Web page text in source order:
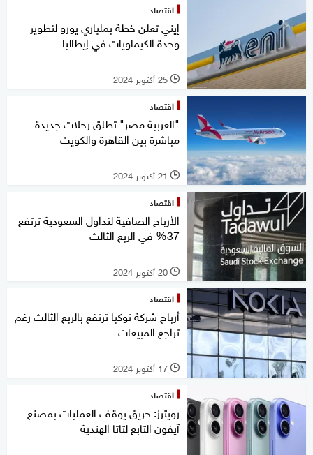
اقتصاد
إيني تعلن خطة بملياري يورو لتطوير
وحدة الكيماويات في إيطاليا
l 25 أكتوبر 2024
اقتصاد
"العربية مصر" تطلق رحلات جديدة
مباشرة بين القاهرة والكويت
l 21 أكتوبر 2024
اقتصاد
الأرباح الصافية لتداول السعودية ترتفع
37% في الربع الثالث
l 20 أكتوبر 2024
اقتصاد
أرباح شركة نوكيا ترتفع بالربع الثالث رغم
تراجع المبيعات
l 17 أكتوبر 2024
اقتصاد
رويترز: حريق يوقف العمليات بمصنع
آيفون التابع لتاتا الهندية